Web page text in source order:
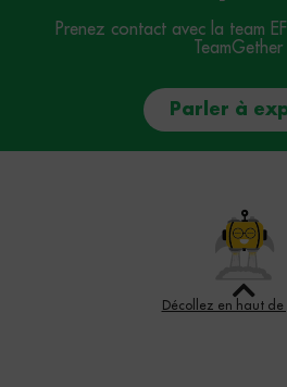
Prenez contact avec la team
TeamGether
Parler à
Décollez en haut de